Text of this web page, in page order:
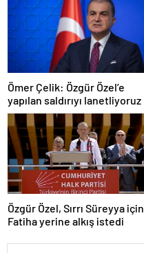
Ömer Çelik: Özgür Özel’e
yapılan saldırıyı lanetliyoruz
Özgür Özel, Sırrı Süreyya için
Fatiha yerine alkış istedi